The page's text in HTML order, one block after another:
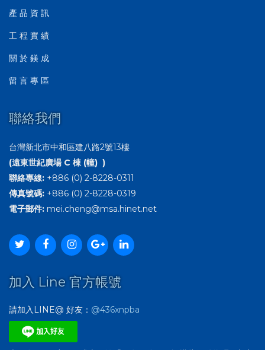
產 品 資 訊
工 程 實 績
關 於 鎂 成
留 言 專 區
聯絡我們
台灣新北市中和區建八路2號13樓
(遠東世紀廣場 C 棟 (幢) )
聯絡專線: +886 (0) 2-8228-0311
傳真號碼: +886 (0) 2-8228-0319
電子郵件: mei.cheng@msa.hinet.net
加入 Line 官方帳號
請加入LINE@ 好友： @436xnpba